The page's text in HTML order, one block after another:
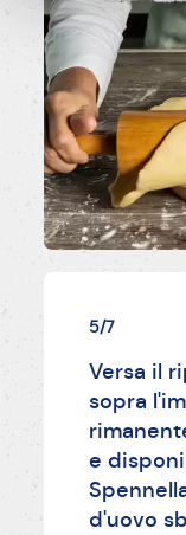
5/7
Versa il
sopra
e
d'uovo